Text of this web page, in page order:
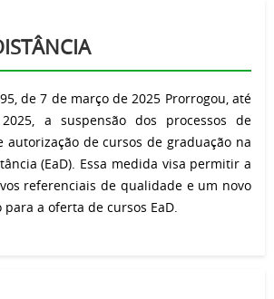
de 7 de março de 2025 Prorrogou, até
a suspensão dos processos de
autorização de cursos de graduação na
(EaD). Essa medida visa permitir a
referenciais de qualidade e um novo
a oferta de cursos EaD.